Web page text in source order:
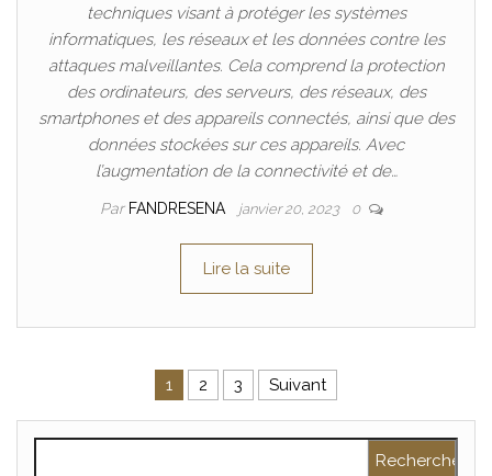
techniques visant à protéger les systèmes
informatiques, les réseaux et les données contre les
attaques malveillantes. Cela comprend la protection
des ordinateurs, des serveurs, des réseaux, des
smartphones et des appareils connectés, ainsi que des
données stockées sur ces appareils. Avec
l’augmentation de la connectivité et de…
Par FANDRESENA janvier 20, 2023 0
Lire la suite
Pagination des publications
1 2 3 Suivant